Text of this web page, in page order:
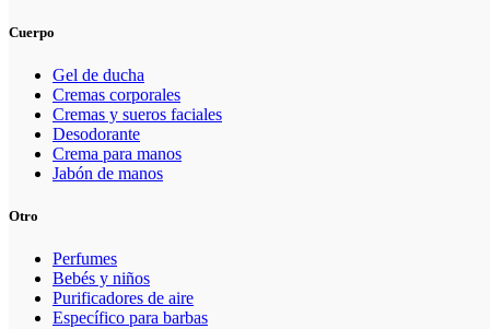
Cuerpo
Gel de ducha
Cremas corporales
Cremas y sueros faciales
Desodorante
Crema para manos
Jabón de manos
Otro
Perfumes
Bebés y niños
Purificadores de aire
Específico para barbas